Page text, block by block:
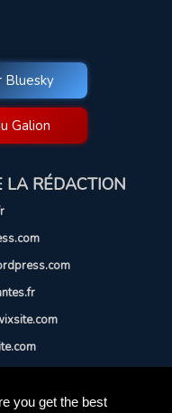
you get the best
Bluesky
Galion
LA RÉDACTION